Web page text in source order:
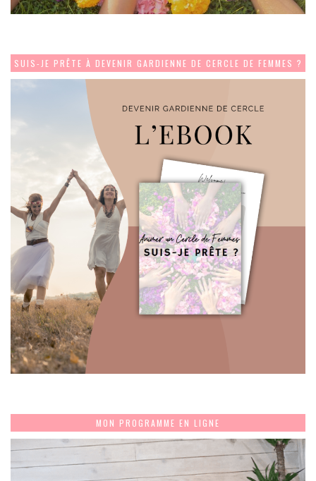
SUIS-JE PRÊTE À DEVENIR GARDIENNE DE CERCLE DE FEMMES ?
MON PROGRAMME EN LIGNE